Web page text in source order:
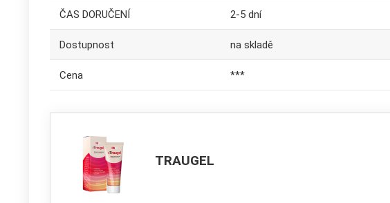
ČAS DORUČENÍ 2-5 dní
Dostupnost na skladě
Cena ***
TRAUGEL